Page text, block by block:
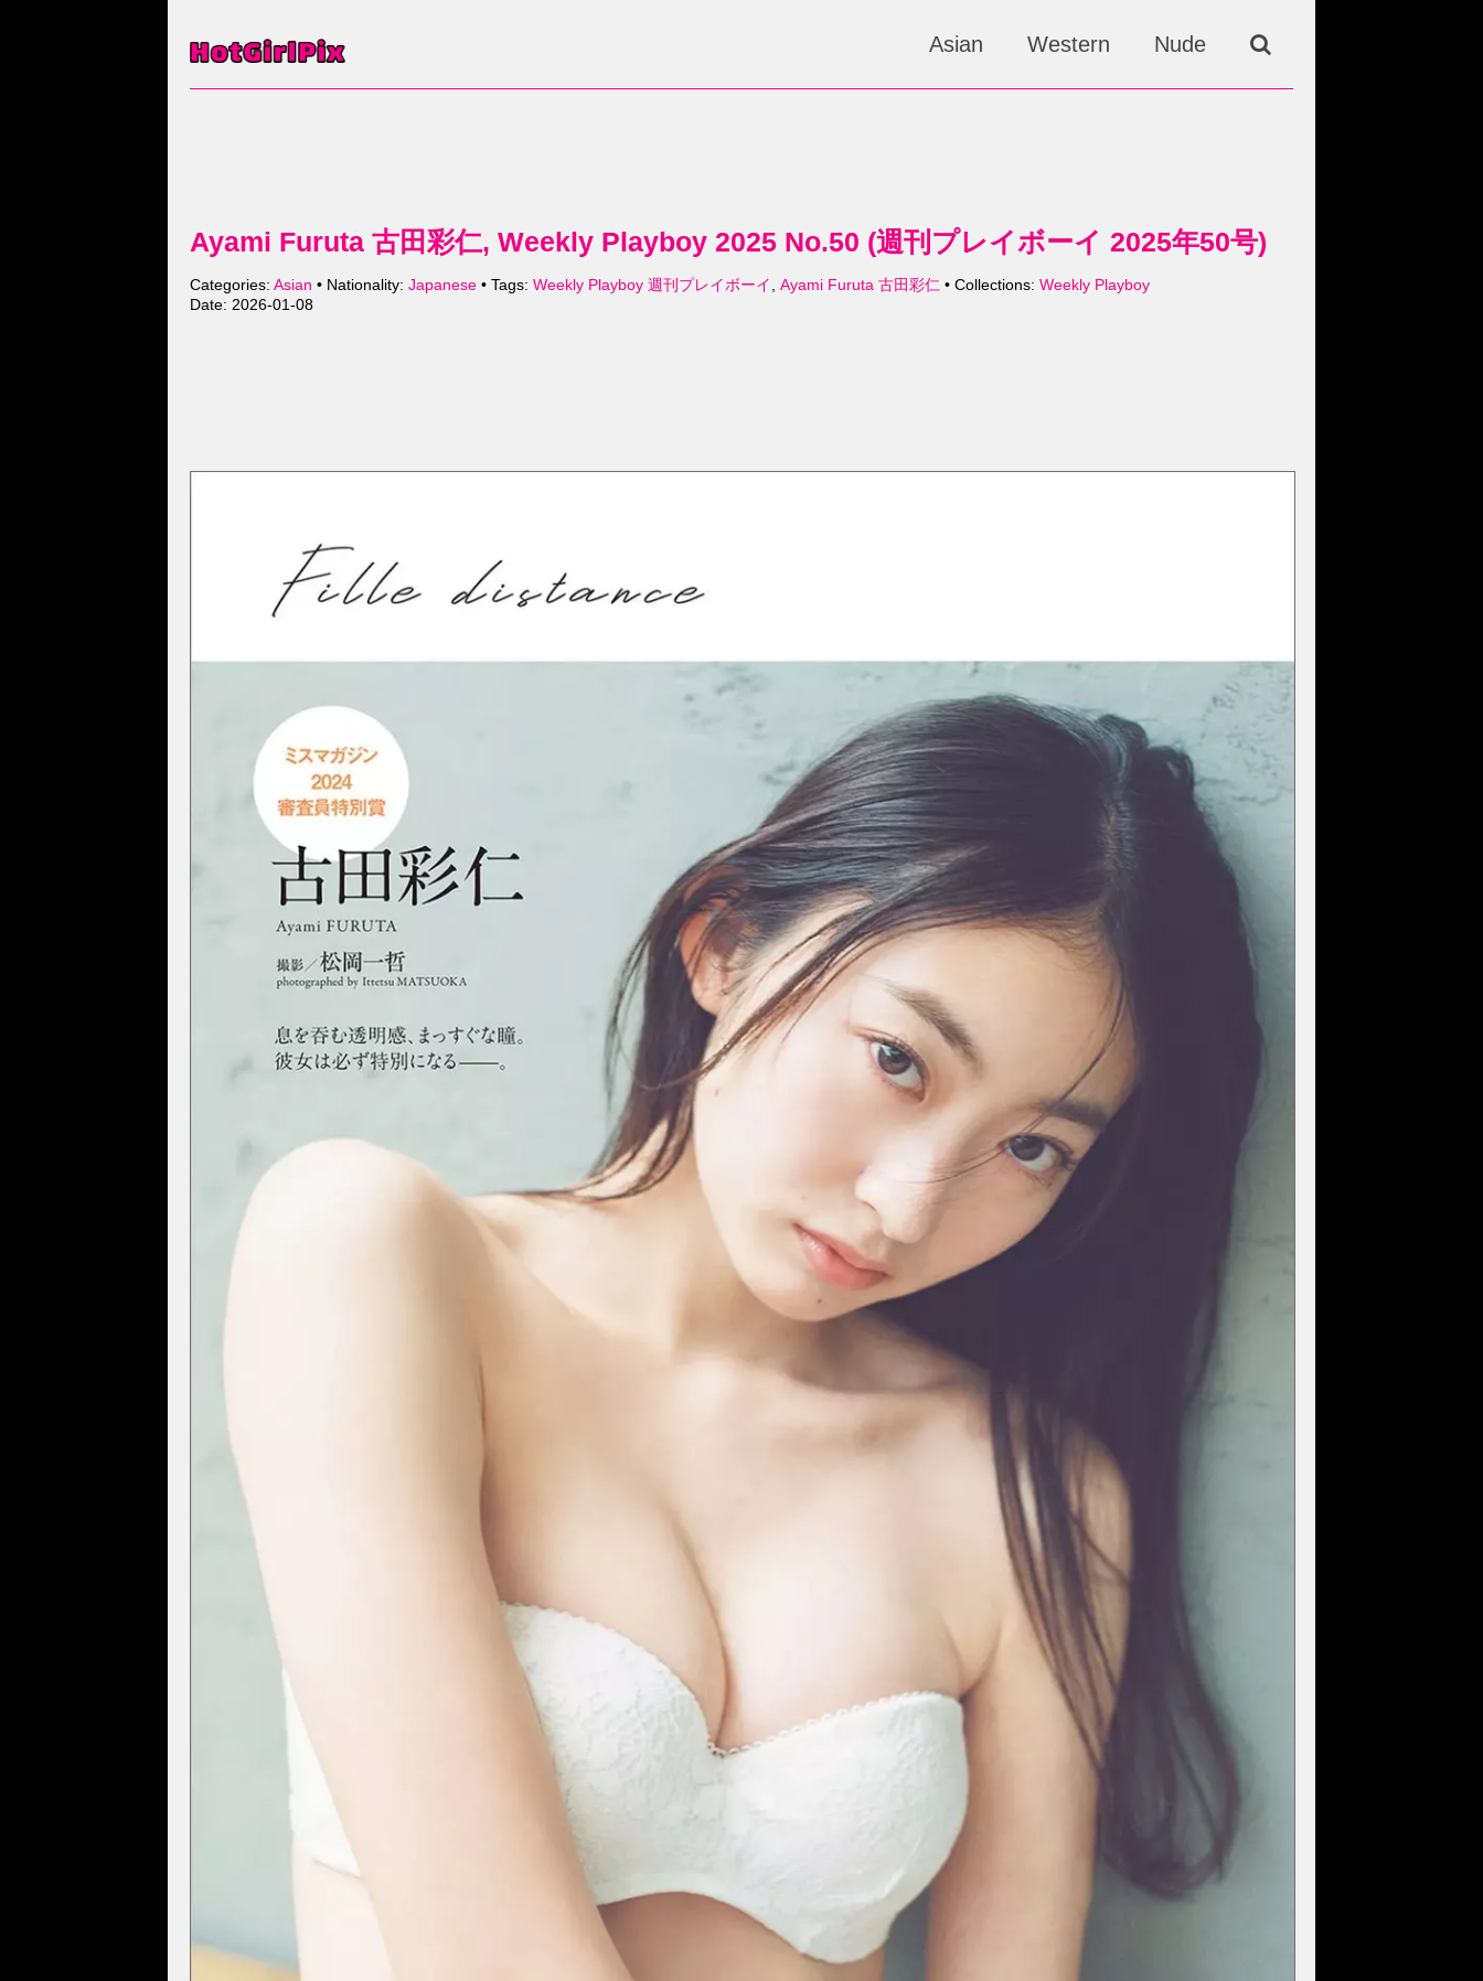
Asian Western Nude
Ayami Furuta 古田彩仁, Weekly Playboy 2025 No.50 (週刊プレイボーイ 2025年50号)
Categories: Asian • Nationality: Japanese • Tags: Weekly Playboy 週刊プレイボーイ , Ayami Furuta 古田彩仁 • Collections: Weekly Playboy
Date: 2026-01-08